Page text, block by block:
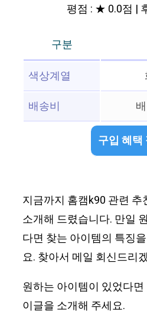
평점 : ★ 0.0점 |
구분
색상계열
배송비
구입 혜택
지금까지 홈캠k90 관련
소개해 드렸습니다. 만일
다면 찾는 아이템의 특징
요. 찾아서 메일 회신드리
원하는 아이템이 있었다
이글을 소개해 주세요.